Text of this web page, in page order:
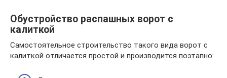
Обустройство распашных ворот с
калиткой
Самостоятельное строительство такого вида ворот с
калиткой отличается простой и производится поэтапно: